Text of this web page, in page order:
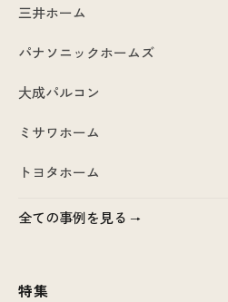
三井ホーム
パナソニックホームズ
大成パルコン
ミサワホーム
トヨタホーム
全ての事例を見る
特集